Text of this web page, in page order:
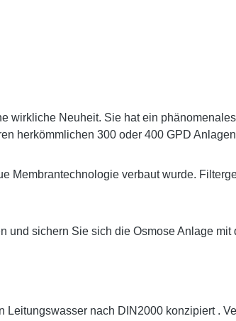
wirkliche Neuheit. Sie hat ein
herkömmlichen 300 oder 400 GPD
Membrantechnologie verbaut wurde.
und sichern Sie sich die Osmose Anlage mit
Leitungswasser nach DIN2000 konzipiert .